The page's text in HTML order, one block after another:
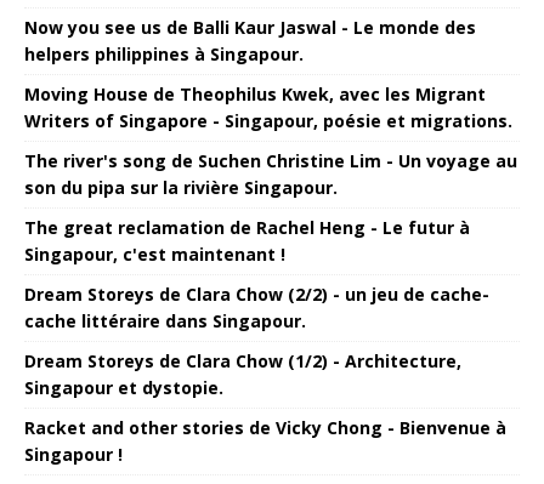
Now you see us de Balli Kaur Jaswal - Le monde des
helpers philippines à Singapour.
Moving House de Theophilus Kwek, avec les Migrant
Writers of Singapore - Singapour, poésie et migrations.
The river's song de Suchen Christine Lim - Un voyage au
son du pipa sur la rivière Singapour.
The great reclamation de Rachel Heng - Le futur à
Singapour, c'est maintenant !
Dream Storeys de Clara Chow (2/2) - un jeu de cache-
cache littéraire dans Singapour.
Dream Storeys de Clara Chow (1/2) - Architecture,
Singapour et dystopie.
Racket and other stories de Vicky Chong - Bienvenue à
Singapour !